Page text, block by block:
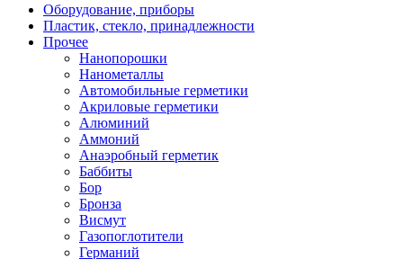
Оборудование, приборы
Пластик, стекло, принадлежности
Прочее
Нанопорошки
Нанометаллы
Автомобильные герметики
Акриловые герметики
Алюминий
Аммоний
Анаэробный герметик
Баббиты
Бор
Бронза
Висмут
Газопоглотители
Германий